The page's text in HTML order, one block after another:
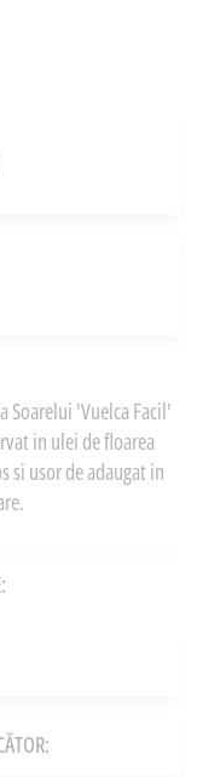
Soarelui 'Vuelca Facil'
in ulei de floarea
si usor de adaugat in